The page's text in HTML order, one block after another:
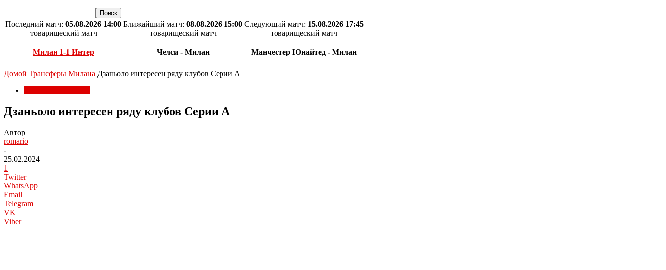
Последний матч: 05.08.2026 14:00
товарищеский матч
Милан 1-1 Интер
Ближайший матч: 08.08.2026 15:00
товарищеский матч
Челси - Милан
Следующий матч: 15.08.2026 17:45
товарищеский матч
Манчестер Юнайтед - Милан
Домой Трансферы Милана Дзаньоло интересен ряду клубов Серии А
Дзаньоло интересен ряду клубов Серии А
Автор
romario
-
25.02.2024
1
Twitter
WhatsApp
Email
Telegram
VK
Viber